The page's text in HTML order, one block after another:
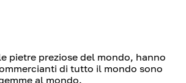
pietre preziose del mondo, hanno
di tutto il mondo sono
al mondo.